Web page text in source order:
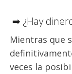
➡ ¿Hay
Mientras que
veces la